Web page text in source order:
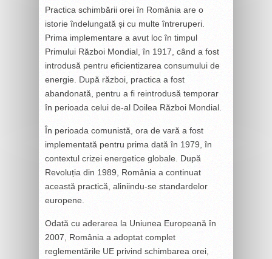
Practica schimbării orei în România are o
istorie îndelungată și cu multe întreruperi.
Prima implementare a avut loc în timpul
Primului Război Mondial, în 1917, când a fost
introdusă pentru eficientizarea consumului de
energie. După război, practica a fost
abandonată, pentru a fi reintrodusă temporar
în perioada celui de-al Doilea Război Mondial.
În perioada comunistă, ora de vară a fost
implementată pentru prima dată în 1979, în
contextul crizei energetice globale. După
Revoluția din 1989, România a continuat
această practică, aliniindu-se standardelor
europene.
Odată cu aderarea la Uniunea Europeană în
2007, România a adoptat complet
reglementările UE privind schimbarea orei,